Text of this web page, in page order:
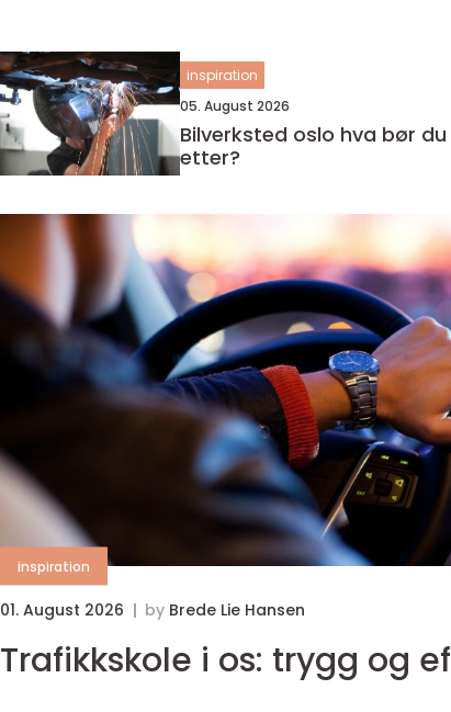
inspiration
05. August 2026
Bilverksted oslo hva bør du se
etter?
inspiration
01. August 2026 by Brede Lie Hansen
Trafikkskole i os: trygg og